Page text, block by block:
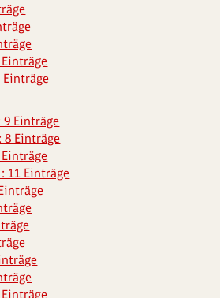
Einträge
9 Einträge
8 Einträge
11 Einträge